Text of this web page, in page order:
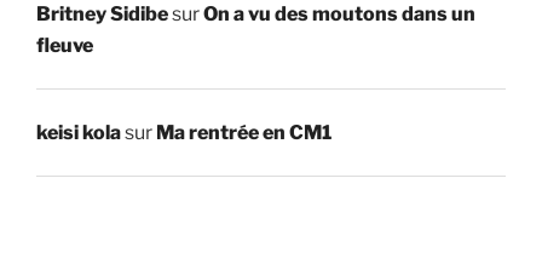
Britney SidibesurOn a vu des moutons dans un
fleuve
keisi kolasur Ma rentrée en CM1